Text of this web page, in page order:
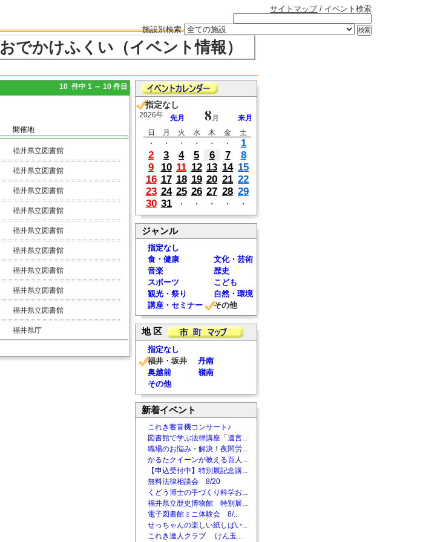
サイトマップ/ イベント検索
施設別検索
おでかけふくい（イベント情報）
10 件中 1 ～ 10 件目
開催地
福井県立図書館
福井県立図書館
福井県立図書館
福井県立図書館
福井県立図書館
福井県立図書館
福井県立図書館
福井県立図書館
福井県立図書館
福井県庁
指定なし
2026年 先月 8 月
来月
日
月 火 水 木 金
土
・
・ ・ ・ ・ ・
1
2
3 4 5 6 7
8
9
10 11 12 13 14 15
16 17 18 19 20 21 22
23 24 25 26 27 28 29
30 31 ・ ・ ・ ・ ・
ジャンル
指定なし
食・健康
文化・芸術
音楽
歴史
スポーツ
こども
観光・祭り
自然・環境
講座・セミナー
その他
地 区
指定なし
福井・坂井
丹南
奥越前
嶺南
その他
新着イベント
これき蓄音機コンサート♪
図書館で学ぶ法律講座「遺言...
職場のお悩み・解決！夜間労...
かるたクイーンが教える百人...
【申込受付中】特別展記念講...
無料法律相談会 8/20
くどう博士の手づくり科学お...
福井県立歴史博物館 特別展...
電子図書館ミニ体験会 8/...
せっちゃんの楽しい紙しばい...
これき達人クラブ けん玉...